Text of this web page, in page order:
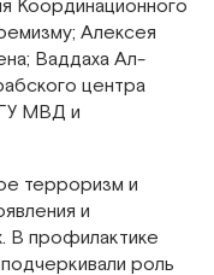
Координационного
Алексея
Ваддаха Ал-
центра
МВД и
терроризм и
и
В профилактике
роль